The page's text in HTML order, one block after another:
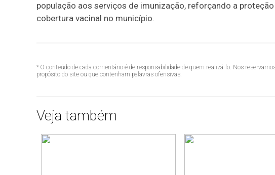
população aos serviços de imunização, reforçando a
cobertura vacinal no município.
* O conteúdo de cada comentário é de responsabilidade de quem realizá-lo. Nos
propósito do site ou que contenham palavras ofensivas.
Veja também